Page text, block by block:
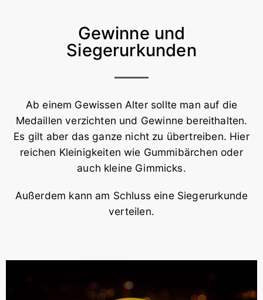
Gewinne und
Siegerurkunden
Ab einem Gewissen Alter sollte man auf die
Medaillen verzichten und Gewinne bereithalten.
Es gilt aber das ganze nicht zu übertreiben. Hier
reichen Kleinigkeiten wie Gummibärchen oder
auch kleine Gimmicks.
Außerdem kann am Schluss eine Siegerurkunde
verteilen.